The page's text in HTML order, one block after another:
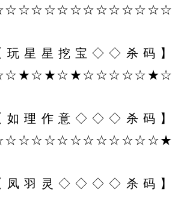
玩星星挖宝◇◇杀码】
如理作意◇◇◇杀码】
凤羽灵◇◇◇◇杀码】